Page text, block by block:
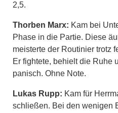
2,5.
Thorben Marx: Kam bei
Phase in die Partie. Diese
meisterte der Routinier trotz
Er fightete, behielt die Ruhe
panisch. Ohne Note.
Lukas Rupp: Kam für
schließen. Bei den wenigen